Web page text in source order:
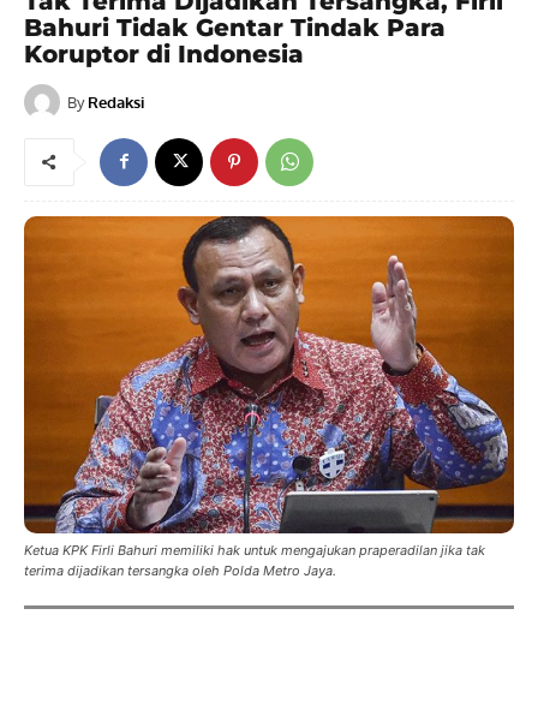
Bahuri Tidak Gentar Tindak Para
Koruptor di Indonesia
By Redaksi
Ketua KPK Firli Bahuri memiliki hak untuk mengajukan praperadilan jika tak
terima dijadikan tersangka oleh Polda Metro Jaya.